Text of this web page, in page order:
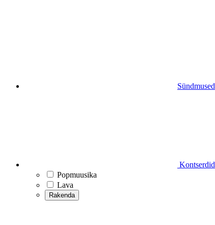
Sündmused
Kontserdid
Popmuusika
Lava
Rakenda